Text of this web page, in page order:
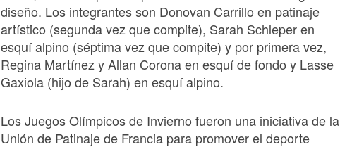
diseño. Los integrantes son Donovan Carrillo en patinaje
artístico (segunda vez que compite), Sarah Schleper en
esquí alpino (séptima vez que compite) y por primera vez,
Regina Martínez y Allan Corona en esquí de fondo y Lasse
Gaxiola (hijo de Sarah) en esquí alpino.
Los Juegos Olímpicos de Invierno fueron una iniciativa de la
Unión de Patinaje de Francia para promover el deporte